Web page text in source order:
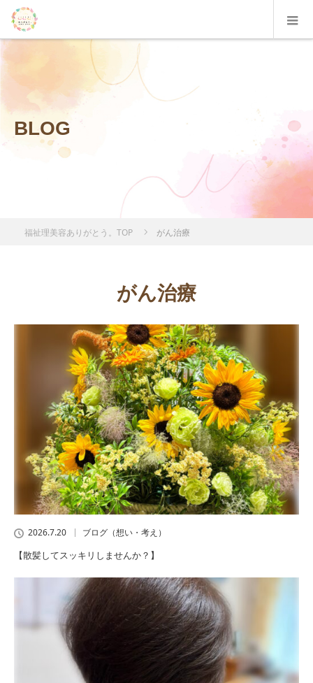
BLOG
福祉理美容ありがとう。TOP がん治療
がん治療
2026.7.20 ブログ（想い・考え）
【散髪してスッキリしませんか？】